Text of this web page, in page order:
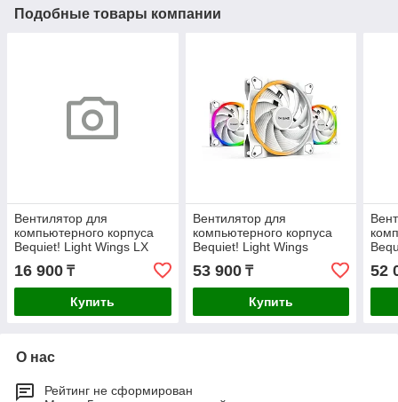
Подобные товары компании
Вентилятор для
компьютерного корпуса
Bequiet! Light Wings LX
120mm PWM
16 900 ₸
Купить
Вентилятор для
компьютерного корпуса
Bequiet! Light Wings
140mm PWM high-speed
Triple-Pack White
53 900₸
Купить
52
О нас
Рейтинг не сформирован